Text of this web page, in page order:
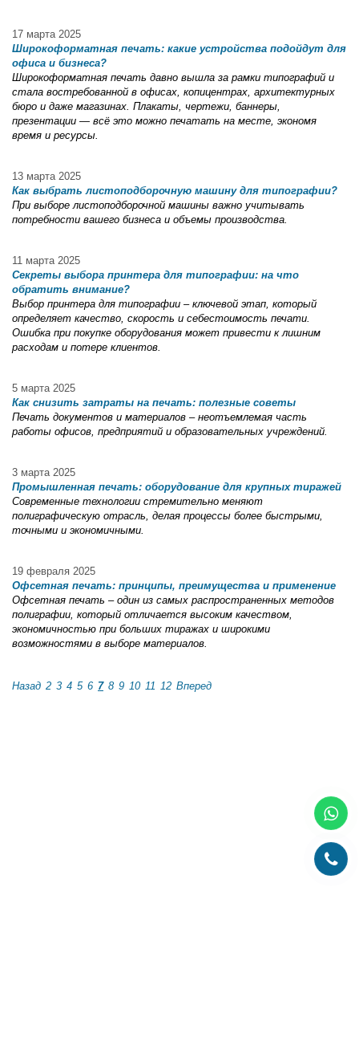
17 марта 2025
Широкоформатная печать: какие устройства подойдут для
офиса и бизнеса?
Широкоформатная печать давно вышла за рамки типографий и
стала востребованной в офисах, копицентрах, архитектурных
бюро и даже магазинах. Плакаты, чертежи, баннеры,
презентации — всё это можно печатать на месте, экономя
время и ресурсы.
13 марта 2025
Как выбрать листоподборочную машину для типографии?
При выборе листоподборочной машины важно учитывать
потребности вашего бизнеса и объемы производства.
11 марта 2025
Секреты выбора принтера для типографии: на что
обратить внимание?
Выбор принтера для типографии – ключевой этап, который
определяет качество, скорость и себестоимость печати.
Ошибка при покупке оборудования может привести к лишним
расходам и потере клиентов.
5 марта 2025
Как снизить затраты на печать: полезные советы
Печать документов и материалов – неотъемлемая часть
работы офисов, предприятий и образовательных учреждений.
3 марта 2025
Промышленная печать: оборудование для крупных тиражей
Современные технологии стремительно меняют
полиграфическую отрасль, делая процессы более быстрыми,
точными и экономичными.
19 февраля 2025
Офсетная печать: принципы, преимущества и применение
Офсетная печать – один из самых распространенных методов
полиграфии, который отличается высоким качеством,
экономичностью при больших тиражах и широкими
возможностями в выборе материалов.
Назад 2 3 4 5 6 7 8 9 10 11 12 Вперед